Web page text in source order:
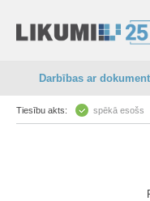
Darbības ar
Tiesību akts: spēkā esošs